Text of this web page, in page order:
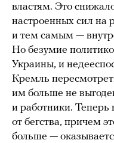
властям. Это
настроенных сил на
и тем самым —
Но безумие
Украины, и
Кремль
им больше не
и работники. Теперь
от бегства, причем
больше —